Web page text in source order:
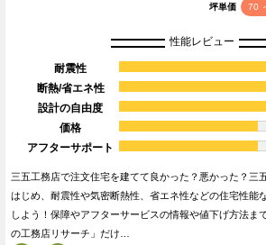
坪単価 70
性能レビュー
耐震性
断熱/省エネ性
設計の自由度
価格
アフターサポート
三五工務店で注文住宅を建てて良かった？悪かった？三
はじめ、耐震性や気密断熱性、省エネ性などの住宅性能
しよう！保障やアフターサービスの情報や値下げ方法ま
の工務店リサーチ」だけ…